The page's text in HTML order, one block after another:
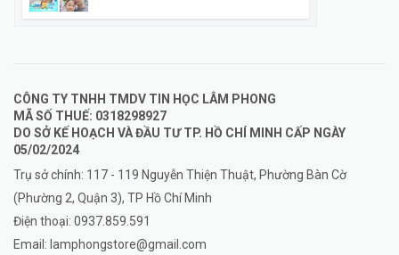
CÔNG TY TNHH TMDV TIN HỌC LÂM PHONG
MÃ SỐ THUẾ: 0318298927
DO SỞ KẾ HOẠCH VÀ ĐẦU TƯ TP. HỒ CHÍ MINH CẤP NGÀY
05/02/2024
Trụ sở chính: 117 - 119 Nguyễn Thiện Thuật, Phường Bàn Cờ
(Phường 2, Quận 3), TP Hồ Chí Minh
Điện thoại: 0937.859.591
Email: lamphongstore@gmail.com